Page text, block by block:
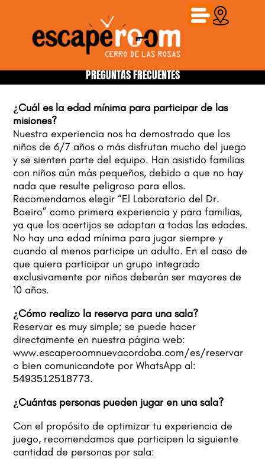
PREGUNTAS FRECUENTES
¿Cuál es la edad mínima para participar de las
misiones?
Nuestra experiencia nos ha demostrado que los
niños de 6/7 años o más disfrutan mucho del juego
y se sienten parte del equipo. Han asistido familias
con niños aún más pequeños, debido a que no hay
nada que resulte peligroso para ellos.
Recomendamos elegir “El Laboratorio del Dr.
Boeiro” como primera experiencia y para familias,
ya que los acertijos se adaptan a todas las edades.
No hay una edad mínima para jugar siempre y
cuando al menos participe un adulto. En el caso de
que quiera participar un grupo integrado
exclusivamente por niños deberán ser mayores de
10 años.
¿Cómo realizo la reserva para una sala?
Reservar es muy simple; se puede hacer
directamente en nuestra página web:
www.escaperoomnuevacordoba.com/es/reservar
o bien comunicandote por WhatsApp al:
5493512518773.
¿Cuántas personas pueden jugar en una sala?
Con el propósito de optimizar tu experiencia de
juego, recomendamos que participen la siguiente
cantidad de personas por sala: